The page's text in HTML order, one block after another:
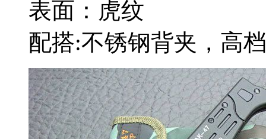
表面：虎纹
配搭:不锈钢背夹，高